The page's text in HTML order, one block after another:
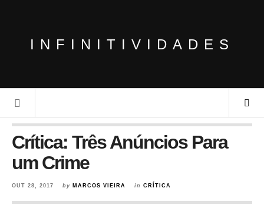
INFINITIVIDADES
Crítica: Três Anúncios Para
um Crime
OUT 28, 2017 by MARCOS VIEIRA in CRÍTICA